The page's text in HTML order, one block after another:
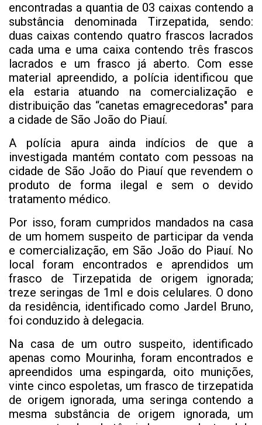
encontradas a quantia de 03 caixas contendo a
substância denominada Tirzepatida, sendo:
duas caixas contendo quatro frascos lacrados
cada uma e uma caixa contendo três frascos
lacrados e um frasco já aberto. Com esse
material apreendido, a polícia identificou que
ela estaria atuando na comercialização e
distribuição das “canetas emagrecedoras" para
a cidade de São João do Piauí.
A polícia apura ainda indícios de que a
investigada mantém contato com pessoas na
cidade de São João do Piauí que revendem o
produto de forma ilegal e sem o devido
tratamento médico.
Por isso, foram cumpridos mandados na casa
de um homem suspeito de participar da venda
e comercialização, em São João do Piauí. No
local foram encontrados e aprendidos um
frasco de Tirzepatida de origem ignorada;
treze seringas de 1ml e dois celulares. O dono
da residência, identificado como Jardel Bruno,
foi conduzido à delegacia.
Na casa de um outro suspeito, identificado
apenas como Mourinha, foram encontrados e
apreendidos uma espingarda, oito munições,
vinte cinco espoletas, um frasco de tirzepatida
de origem ignorada, uma seringa contendo a
mesma substância de origem ignorada, um